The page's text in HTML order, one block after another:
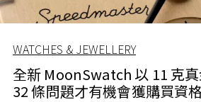
WATCHES & JEWELLERY
全新 MoonSwatch 以 11 克
32 條問題才有機會獲購買資格